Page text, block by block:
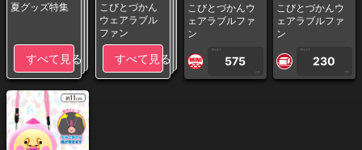
夏グッズ特集
すべて見る
こびとづかん
ウェアラブル
ファン
すべて見る
こびとづかんウ
ェアラブルファ
ン
1PLAY
575
CP
こびとづかんウ
ェアラブルファ
ン
1PLAY
230
CP